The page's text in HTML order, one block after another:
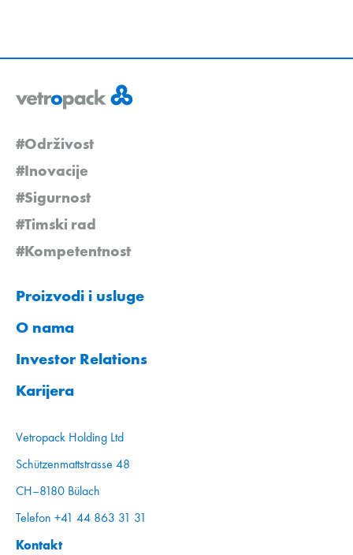
#Održivost
#Inovacije
#Sigurnost
#Timski rad
#Kompetentnost
Proizvodi i usluge
O nama
Investor Relations
Karijera
Vetropack Holding Ltd
Schützenmattstrasse 48
CH–8180 Bülach
Telefon +41 44 863 31 31
Kontakt